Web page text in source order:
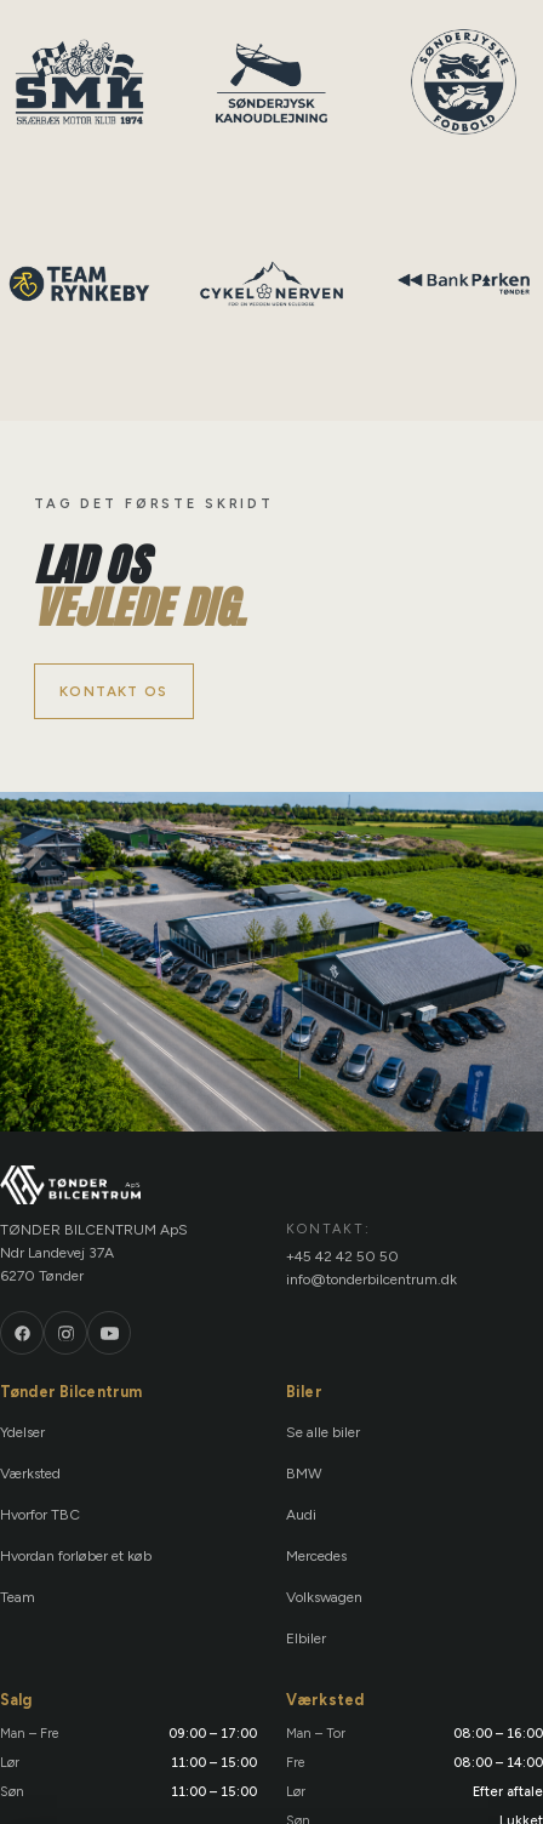
TAG DET FØRSTE SKRIDT
LAD OS
VEJLEDE DIG.
KONTAKT OS
TØNDER BILCENTRUM ApS
Ndr Landevej 37A
6270 Tønder
KONTAKT:
+45 42 42 50 50
info@tonderbilcentrum.dk
Tønder Bilcentrum
Ydelser
Værksted
Hvorfor TBC
Hvordan forløber et køb
Team
Biler
Se alle biler
BMW
Audi
Mercedes
Volkswagen
Elbiler
Salg
Man – Fre
09:00 – 17:00
Lør
11:00 – 15:00
Søn
11:00 – 15:00
Værksted
Man – Tor
08:00 – 16:00
Fre
08:00 – 14:00
Lør
Efter aftale